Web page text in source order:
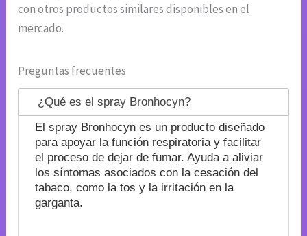
con otros productos similares disponibles en el
mercado.
Preguntas frecuentes
¿Qué es el spray Bronhocyn?
El spray Bronhocyn es un producto diseñado
para apoyar la función respiratoria y facilitar
el proceso de dejar de fumar. Ayuda a aliviar
los síntomas asociados con la cesación del
tabaco, como la tos y la irritación en la
garganta.